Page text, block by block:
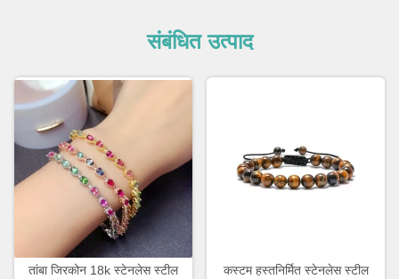
संबंधित उत्पाद
तांबा जिरकोन 18k स्टेनलेस स्टील
कस्टम हस्तनिर्मित स्टेनलेस स्टील